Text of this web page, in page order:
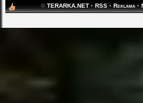
©TERARKA.NET• RSS• Reklama•